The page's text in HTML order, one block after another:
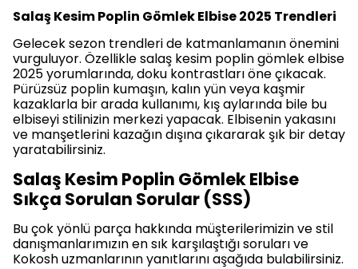
Salaş Kesim Poplin Gömlek Elbise 2025 Trendleri
Gelecek sezon trendleri de katmanlamanın önemini
vurguluyor. Özellikle salaş kesim poplin gömlek elbise
2025 yorumlarında, doku kontrastları öne çıkacak.
Pürüzsüz poplin kumaşın, kalın yün veya kaşmir
kazaklarla bir arada kullanımı, kış aylarında bile bu
elbiseyi stilinizin merkezi yapacak. Elbisenin yakasını
ve manşetlerini kazağın dışına çıkararak şık bir detay
yaratabilirsiniz.
Salaş Kesim Poplin Gömlek Elbise
Sıkça Sorulan Sorular (SSS)
Bu çok yönlü parça hakkında müşterilerimizin ve stil
danışmanlarımızın en sık karşılaştığı soruları ve
Kokosh uzmanlarının yanıtlarını aşağıda bulabilirsiniz.